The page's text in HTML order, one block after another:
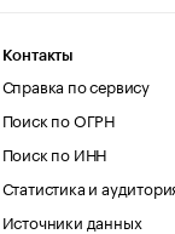
Контакты
Справка по сервису
Поиск по ОГРН
Поиск по ИНН
Статистика и
Источники данных